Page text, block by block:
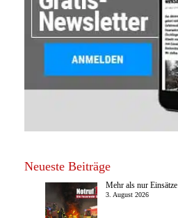
Neueste Beiträge
Mehr als nur Einsätze
3. August 2026